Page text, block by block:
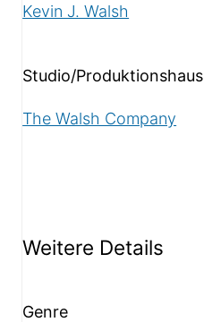
Kevin J. Walsh
Studio/Produktionshaus
The Walsh Company
Weitere Details
Genre